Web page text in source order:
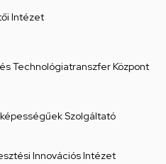
Intézet
Technológiatranszfer Központ
Szolgáltató
Innovációs Intézet